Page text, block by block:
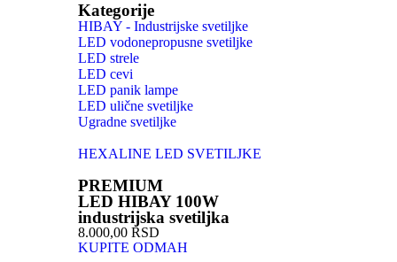
Kategorije
HIBAY - Industrijske svetiljke
LED vodonepropusne svetiljke
LED strele
LED cevi
LED panik lampe
LED ulične svetiljke
Ugradne svetiljke
HEXALINE LED SVETILJKE
PREMIUM
LED HIBAY 100W
industrijska svetiljka
8.000,00 RSD
KUPITE ODMAH